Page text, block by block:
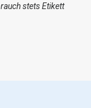
stets Etikett